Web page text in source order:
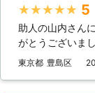
★★★★★ 5
助人の山内さん
がとうございまし
東京都 豊島区